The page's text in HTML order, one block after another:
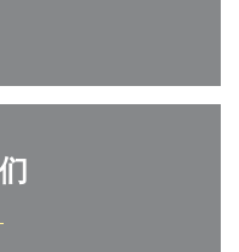
((在新窗口中打开